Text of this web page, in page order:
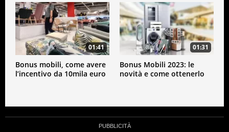
01:41
Bonus mobili, come avere
l’incentivo da 10mila euro
01:31
Bonus Mobili 2023: le
novità e come ottenerlo